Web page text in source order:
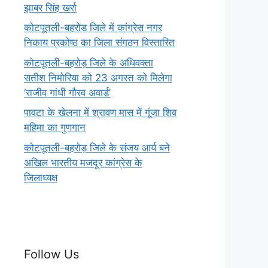
झाबर सिंह खर्रा
कोटपूतली-बहरोड़ जिले में कांग्रेस नगर
निकाय प्रकोष्ठ का जिला संगठन विस्तारित
कोटपूतली-बहरोड़ जिले के अधिवक्ता
सतीश निमोरिया को 23 अगस्त को मिलेगा
‘राजीव गांधी गौरव अवार्ड’
पावटा के खेलना में श्रावण मास में गूंजा शिव
महिमा का गुणगान
कोटपूतली-बहरोड़ जिले के संजय आर्य बने
अखिल भारतीय मजदूर कांग्रेस के
जिलाध्यक्ष
Follow Us